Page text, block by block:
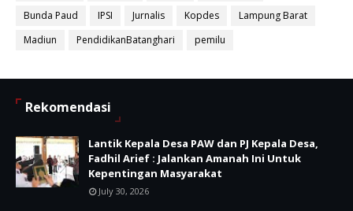
Bunda Paud
IPSI Jurnalis Kopdes
Lampung Barat
Madiun
PendidikanBatanghari pemilu
Rekomendasi
Lantik Kepala Desa PAW dan PJ Kepala Desa,
Fadhil Arief : Jalankan Amanah Ini Untuk
Kepentingan Masyarakat
July 30, 2026